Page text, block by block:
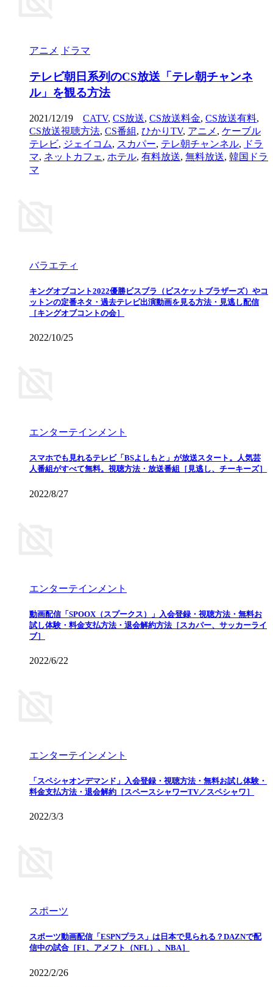
アニメ ドラマ
テレビ朝日系列のCS放送「テレ朝チャンネ
ル」を観る方法
2021/12/19 CATV, CS放送, CS放送料金, CS放送有料,
CS放送視聴方法, CS番組, ひかりTV, アニメ , ケーブル
テレビ, ジェイコム, スカパー, テレ朝チャンネル, ドラ
マ, ネットカフェ , ホテル, 有料放送, 無料放送, 韓国ドラ
マ
バラエティ
キングオブコント2022優勝ビスブラ（ビスケットブラザーズ）やコ
ットンの定番ネタ・過去テレビ出演動画を見る方法・見逃し配信
［キングオブコントの会］
2022/10/25
エンターテインメント
スマホでも見れるテレビ「BSよしもと」が放送スタート。人気芸
人番組がすべて無料。視聴方法・放送番組［見逃し、チーキーズ］
2022/8/27
エンターテインメント
動画配信「SPOOX（スプークス）」入会登録・視聴方法・無料お
試し体験・料金支払方法・退会解約方法［スカパー、サッカーライ
ブ］
2022/6/22
エンターテインメント
「スペシャオンデマンド」入会登録・視聴方法・無料お試し体験・
料金支払方法・退会解約［スペースシャワーTV／スペシャワ］
2022/3/3
スポーツ
スポーツ動画配信「ESPNプラス」は日本で見られる？DAZNで配
信中の試合［F1、アメフト（NFL）、NBA］
2022/2/26